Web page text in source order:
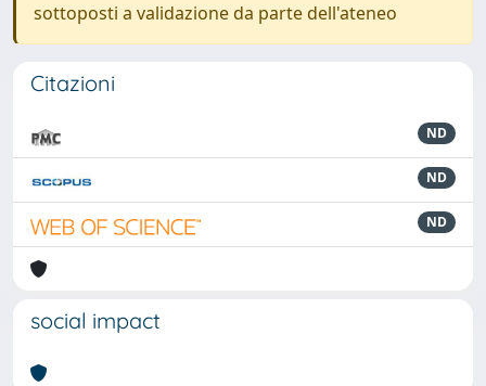
sottoposti a validazione da parte dell'ateneo
Citazioni
ND
ND
ND
social impact